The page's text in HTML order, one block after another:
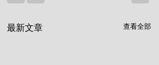
最新文章 查看全部